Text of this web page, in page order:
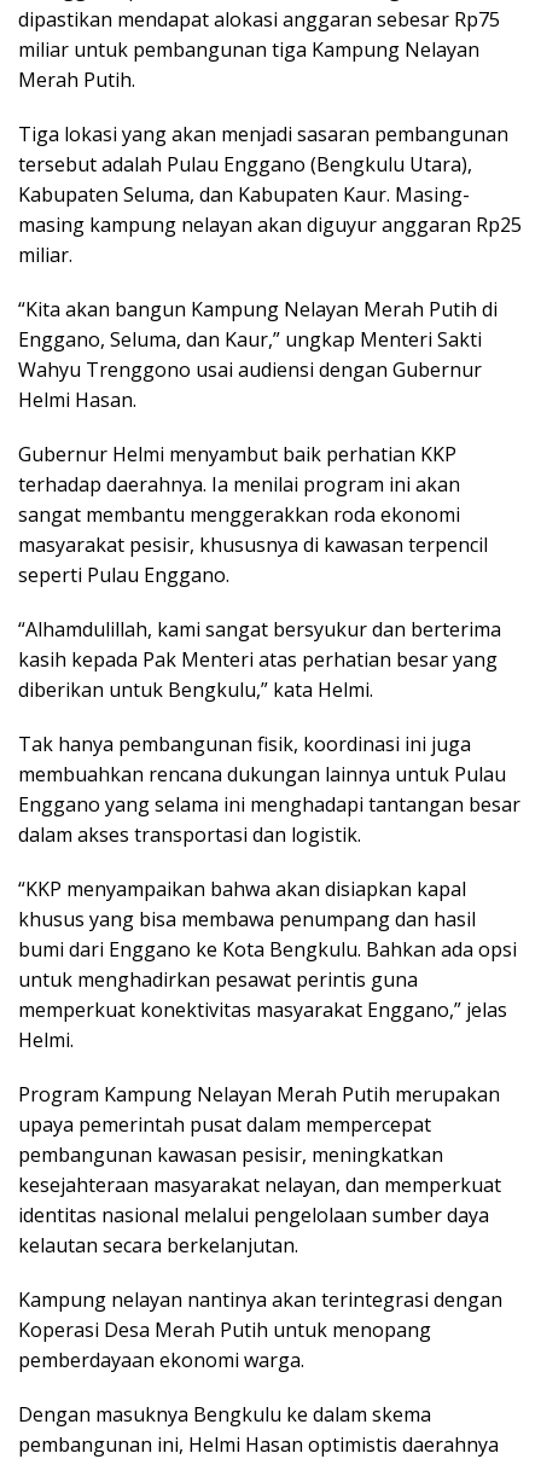
dipastikan mendapat alokasi anggaran sebesar Rp75
miliar untuk pembangunan tiga Kampung Nelayan
Merah Putih.
Tiga lokasi yang akan menjadi sasaran pembangunan
tersebut adalah Pulau Enggano (Bengkulu Utara),
Kabupaten Seluma, dan Kabupaten Kaur. Masing-
masing kampung nelayan akan diguyur anggaran Rp25
miliar.
“Kita akan bangun Kampung Nelayan Merah Putih di
Enggano, Seluma, dan Kaur,” ungkap Menteri Sakti
Wahyu Trenggono usai audiensi dengan Gubernur
Helmi Hasan.
Gubernur Helmi menyambut baik perhatian KKP
terhadap daerahnya. Ia menilai program ini akan
sangat membantu menggerakkan roda ekonomi
masyarakat pesisir, khususnya di kawasan terpencil
seperti Pulau Enggano.
“Alhamdulillah, kami sangat bersyukur dan berterima
kasih kepada Pak Menteri atas perhatian besar yang
diberikan untuk Bengkulu,” kata Helmi.
Tak hanya pembangunan fisik, koordinasi ini juga
membuahkan rencana dukungan lainnya untuk Pulau
Enggano yang selama ini menghadapi tantangan besar
dalam akses transportasi dan logistik.
“KKP menyampaikan bahwa akan disiapkan kapal
khusus yang bisa membawa penumpang dan hasil
bumi dari Enggano ke Kota Bengkulu. Bahkan ada opsi
untuk menghadirkan pesawat perintis guna
memperkuat konektivitas masyarakat Enggano,” jelas
Helmi.
Program Kampung Nelayan Merah Putih merupakan
upaya pemerintah pusat dalam mempercepat
pembangunan kawasan pesisir, meningkatkan
kesejahteraan masyarakat nelayan, dan memperkuat
identitas nasional melalui pengelolaan sumber daya
kelautan secara berkelanjutan.
Kampung nelayan nantinya akan terintegrasi dengan
Koperasi Desa Merah Putih untuk menopang
pemberdayaan ekonomi warga.
Dengan masuknya Bengkulu ke dalam skema
pembangunan ini, Helmi Hasan optimistis daerahnya